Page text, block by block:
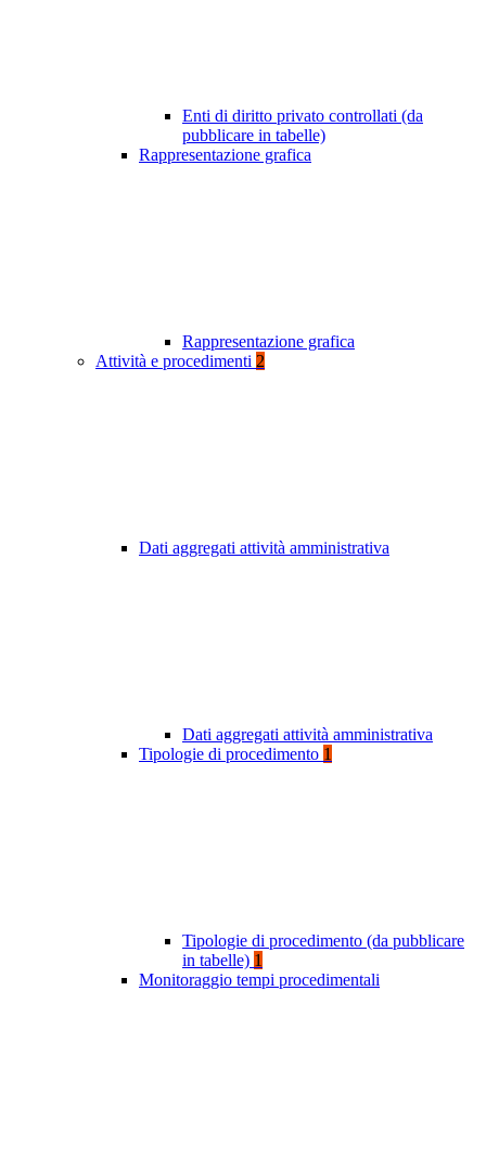
Enti di diritto privato controllati (da
pubblicare in tabelle)
Rappresentazione grafica
Rappresentazione grafica
Attività e procedimenti 2
Dati aggregati attività amministrativa
Dati aggregati attività amministrativa
Tipologie di procedimento 1
Tipologie di procedimento (da pubblicare
in tabelle) 1
Monitoraggio tempi procedimentali